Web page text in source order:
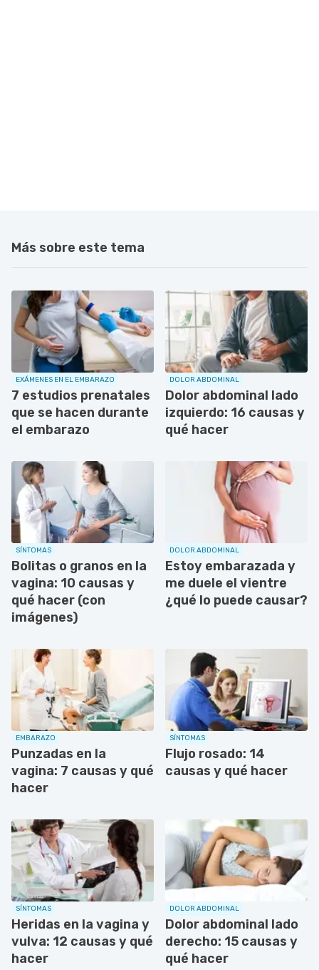
Más sobre este tema
EXÁMENES EN EL EMBARAZO
7 estudios prenatales
que se hacen durante
el embarazo
DOLOR ABDOMINAL
Dolor abdominal lado
izquierdo: 16 causas y
qué hacer
SÍNTOMAS
Bolitas o granos en la
vagina: 10 causas y
qué hacer (con
imágenes)
DOLOR ABDOMINAL
Estoy embarazada y
me duele el vientre
¿qué lo puede causar?
EMBARAZO
Punzadas en la
vagina: 7 causas y qué
hacer
SÍNTOMAS
Flujo rosado: 14
causas y qué hacer
SÍNTOMAS
Heridas en la vagina y
vulva: 12 causas y qué
hacer
DOLOR ABDOMINAL
Dolor abdominal lado
derecho: 15 causas y
qué hacer